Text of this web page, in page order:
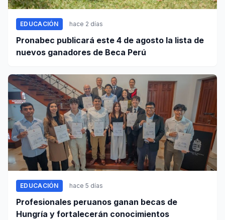
EDUCACIÓN hace 2 días
Pronabec publicará este 4 de agosto la lista de
nuevos ganadores de Beca Perú
EDUCACIÓN hace 5 días
Profesionales peruanos ganan becas de
Hungría y fortalecerán conocimientos